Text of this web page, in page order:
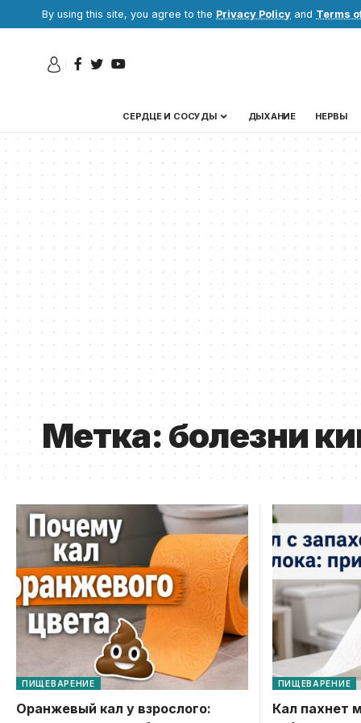
By using this site, you agree to the Privacy Policy and Terms
СЕРДЦЕ И СОСУДЫ ДЫХАНИЕ НЕРВЫ
Метка:болезни
ПИЩЕВАРЕНИЕ
Оранжевый кал у взрослого:
ПИЩЕВАРЕНИЕ
Кал пахнет